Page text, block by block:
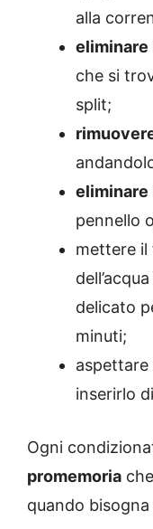
alla
eliminare
che si
split;
eliminare
pennello
mettere il
delicato
minuti;
aspettare
inserirlo
Ogni
promemoria
quando